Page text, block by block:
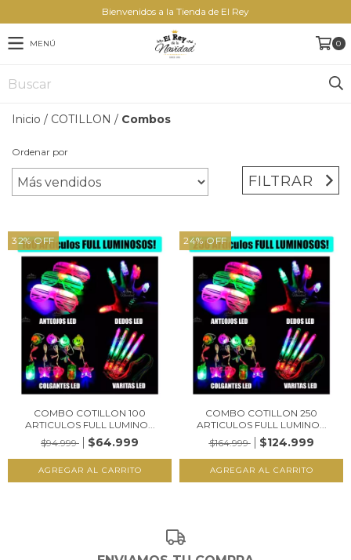
Bienvenidos a la Tienda de El Rey
MENÚ 0
Inicio / COTILLON / Combos
Ordenar por
FILTRAR
32%OFF
COMBO COTILLON 100
ARTICULOS FULL LUMINO...
$94.999
$64.999
24%OFF
COMBO COTILLON 250
ARTICULOS FULL LUMINO...
$164.999
$124.999